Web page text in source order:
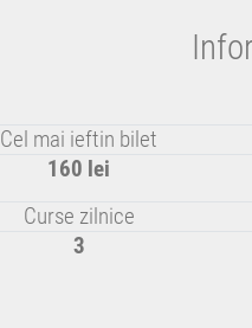
Cel mai ieftin bilet
160 lei
Curse zilnice
3